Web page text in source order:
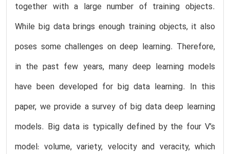
together with a large number of training objects.
While big data brings enough training objects, it also
poses some challenges on deep learning. Therefore,
in the past few years, many deep learning models
have been developed for big data learning. In this
paper, we provide a survey of big data deep learning
models. Big data is typically defined by the four V’s
model: volume, variety, velocity and veracity, which